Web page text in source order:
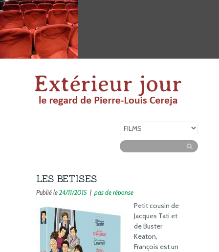
LES BETISES
Publié le24/11/2015 | pas de réponse
Petit cousin de
Jacques Tati et
de Buster
Keaton,
François est un